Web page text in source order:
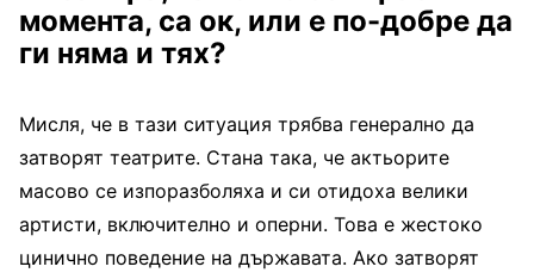
момента, са ок, или е по-добре да
ги няма и тях?
Мисля, че в тази ситуация трябва генерално да
затворят театрите. Стана така, че актьорите
масово се изпоразболяха и си отидоха велики
артисти, включително и оперни. Това е жестоко
цинично поведение на държавата. Ако затворят